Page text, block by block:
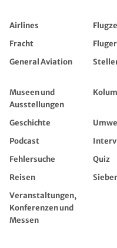
Airlines
Fracht
General Aviation
Museen und
Ausstellungen
Geschichte
Podcast
Fehlersuche
Quiz
Reisen
Veranstaltungen,
Konferenzen und
Messen